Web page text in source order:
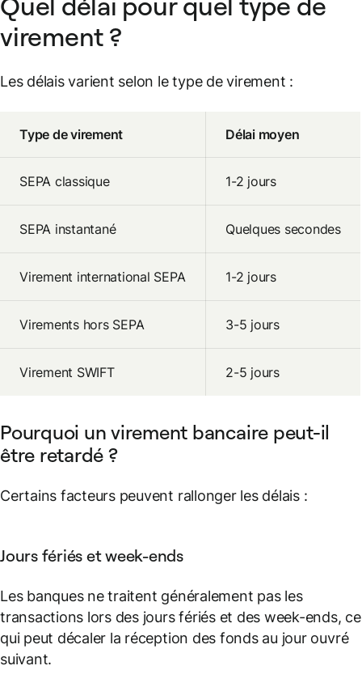
virement ?
Les délais varient selon le type de virement :
Type de virement Délai moyen
SEPA classique 1-2 jours
SEPA instantané Quelques secondes
Virement international SEPA 1-2 jours
Virements hors SEPA 3-5 jours
Virement SWIFT 2-5 jours
Pourquoi un virement bancaire peut-il
être retardé ?
Certains facteurs peuvent rallonger les délais :
Jours fériés et week-ends
Les banques ne traitent généralement pas les
transactions lors des jours fériés et des week-ends, ce
qui peut décaler la réception des fonds au jour ouvré
suivant.